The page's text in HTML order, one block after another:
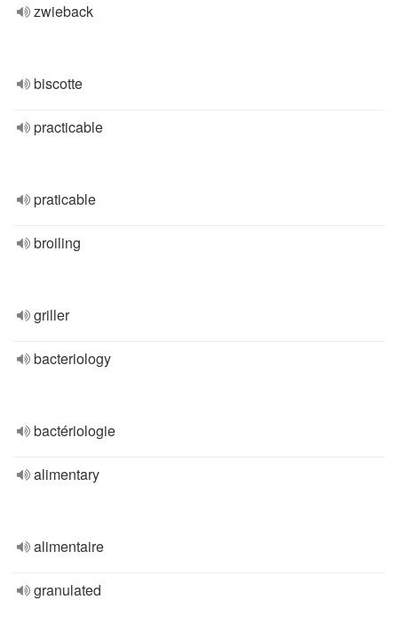
zwieback
biscotte
practicable
praticable
broiling
griller
bacteriology
bactériologie
alimentary
alimentaire
granulated